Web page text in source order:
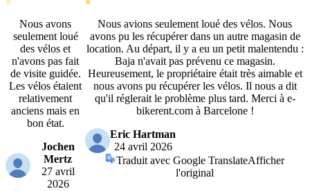
Nous avons
seulement loué
des vélos et
n'avons pas fait
de visite guidée.
Les vélos étaient
relativement
anciens mais en
bon état.
Jochen
Mertz
27 avril
2026
Nous avions seulement loué des vélos. Nous
avons pu les récupérer dans un autre magasin de
location. Au départ, il y a eu un petit malentendu :
Baja n'avait pas prévenu ce magasin.
Heureusement, le propriétaire était très aimable et
nous avons pu récupérer les vélos. Il nous a dit
qu'il réglerait le problème plus tard. Merci à e-
bikerent.com à Barcelone !
Eric Hartman
24 avril 2026
Traduit avec Google TranslateAfficher
l'original